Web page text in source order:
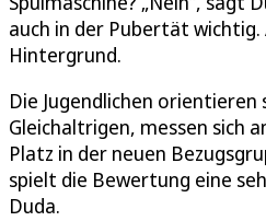
auch in der Pubertät
Hintergrund.
Die Jugendlichen orientieren
Gleichaltrigen, messen sich
Platz in der neuen
spielt die Bewertung eine
Duda.